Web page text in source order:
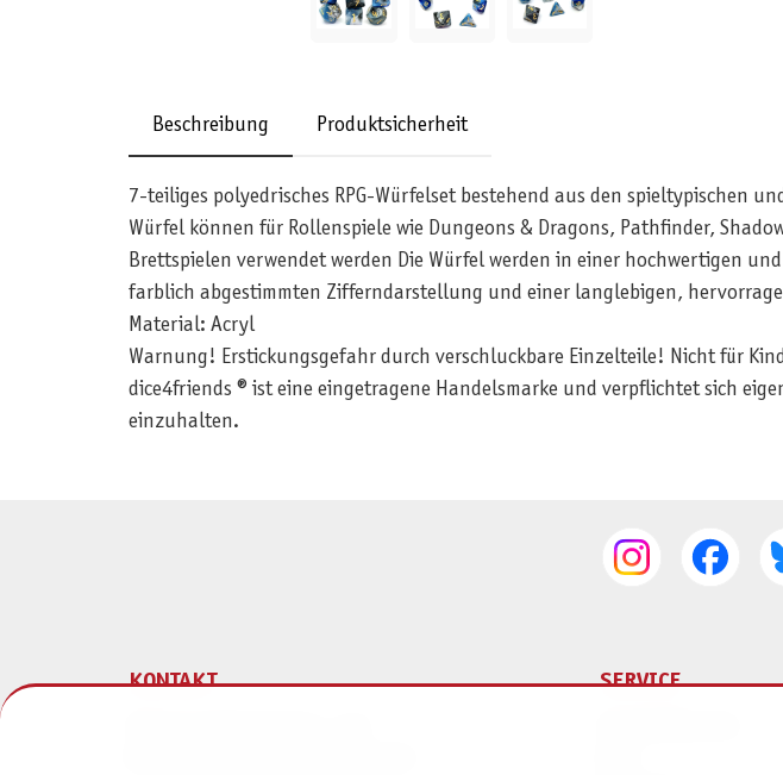
Beschreibung Produktsicherheit
7-teiliges polyedrisches RPG-Würfelset bestehend aus den spieltypischen
Würfel können für Rollenspiele wie Dungeons & Dragons, Pathfinder,
Brettspielen verwendet werden Die Würfel werden in einer hochwertigen
farblich abgestimmten Zifferndarstellung und einer langlebigen,
Material: Acryl
Warnung! Erstickungsgefahr durch verschluckbare Einzelteile! Nicht für
dice4friends ® ist eine eingetragene Handelsmarke und verpflichtet sich
einzuhalten.
KONTAKT SERVICE